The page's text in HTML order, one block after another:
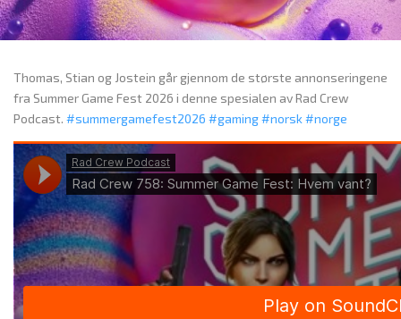
Thomas, Stian og Jostein går gjennom de største annonseringene
fra Summer Game Fest 2026 i denne spesialen av Rad Crew
Podcast. #summergamefest2026 #gaming#norsk #norge